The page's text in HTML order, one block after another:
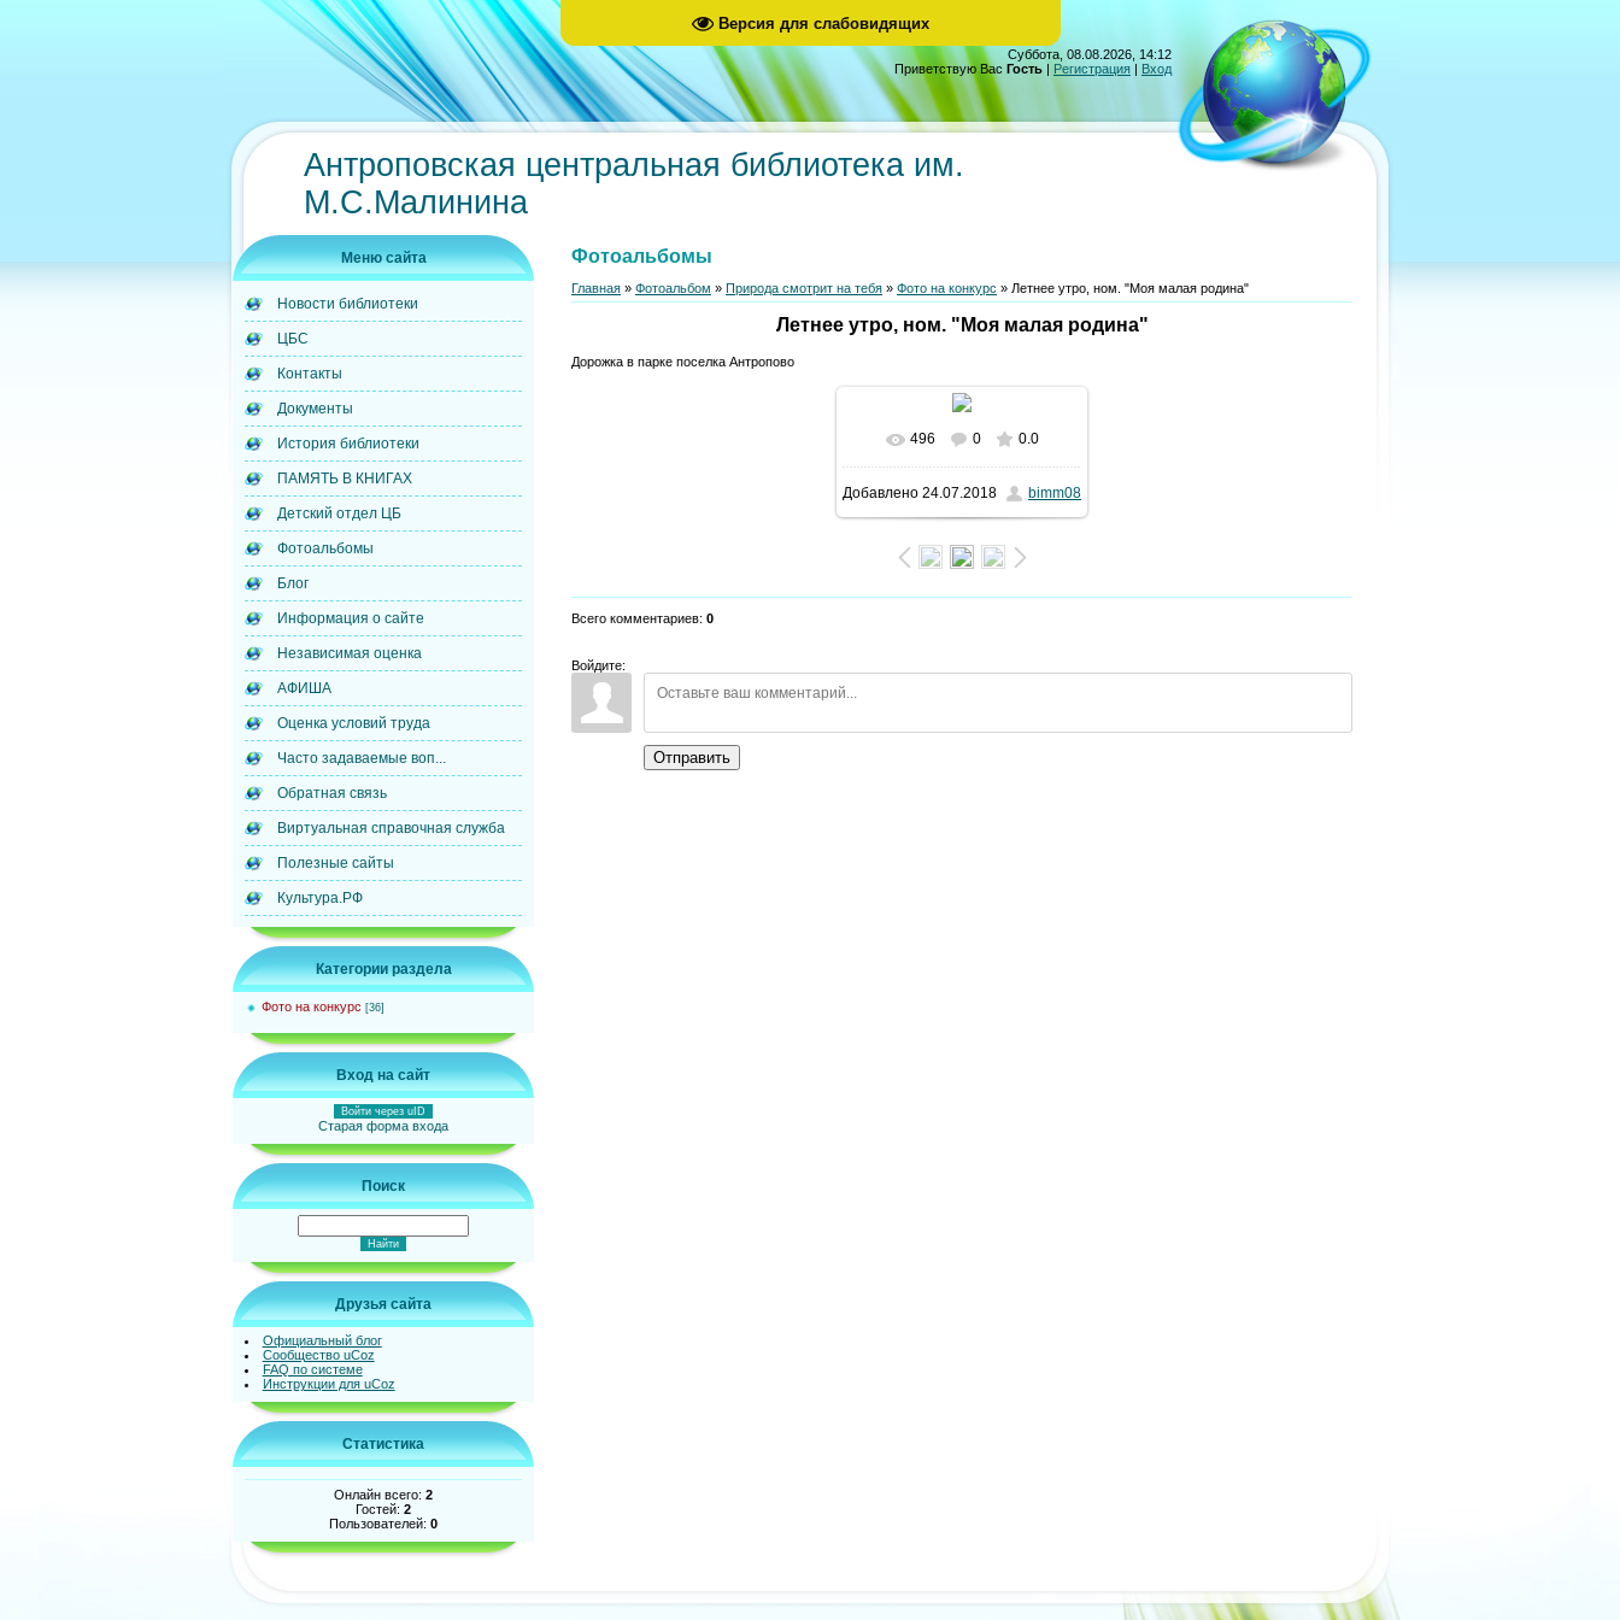
Версия для слабовидящих
Суббота, 08.08.2026, 14:12
Приветствую Вас Гость | Регистрация | Вход
Антроповская центральная библиотека им.
М.С.Малинина
Меню сайта
Новости библиотеки
ЦБС
Контакты
Документы
История библиотеки
ПАМЯТЬ В КНИГАХ
Детский отдел ЦБ
Фотоальбомы
Блог
Информация о сайте
Независимая оценка
АФИША
Оценка условий труда
Часто задаваемые воп...
Обратная связь
Виртуальная справочная служба
Полезные сайты
Культура.РФ
Категории раздела
Фото на конкурс [36]
Вход на сайт
Войти через uID
Старая форма входа
Поиск
Друзья сайта
Официальный блог
Сообщество uCoz
FAQ по системе
Инструкции для uCoz
Статистика
Онлайн всего: 2
Гостей: 2
Пользователей: 0
Фотоальбомы
Главная » Фотоальбом » Природа смотрит на тебя » Фото на конкурс » Летнее утро, ном. "Моя малая родина"
Летнее утро, ном. "Моя малая родина"
Дорожка в парке поселка Антропово
496 0 0.0
Добавлено 24.07.2018 bimm08
Всего комментариев: 0
Войдите:
Отправить